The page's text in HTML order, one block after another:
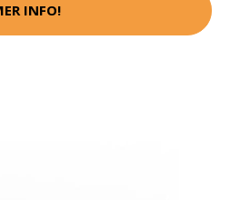
INFO!